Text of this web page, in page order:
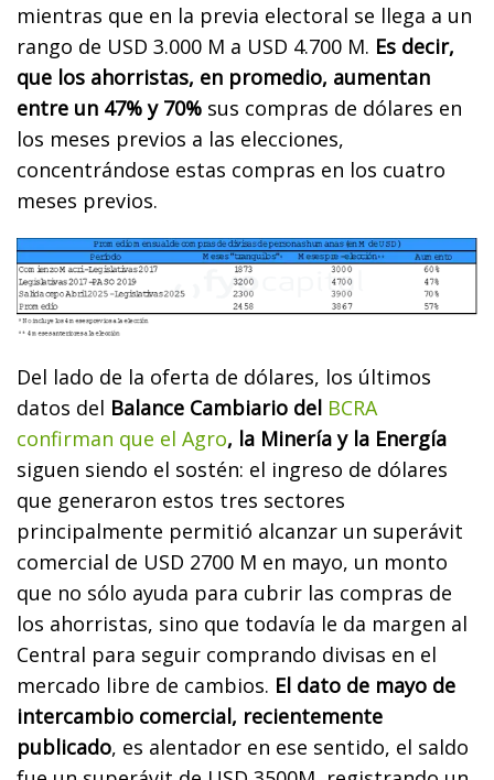
mientras que en la previa electoral se llega a un
rango de USD 3.000 M a USD 4.700 M. Es decir,
que los ahorristas, en promedio, aumentan
entre un 47% y 70% sus compras de dólares en
los meses previos a las elecciones,
concentrándose estas compras en los cuatro
meses previos.
Del lado de la oferta de dólares, los últimos
datos del Balance Cambiario del BCRA
confirman que el Agro, la Minería y la Energía
siguen siendo el sostén: el ingreso de dólares
que generaron estos tres sectores
principalmente permitió alcanzar un superávit
comercial de USD 2700 M en mayo, un monto
que no sólo ayuda para cubrir las compras de
los ahorristas, sino que todavía le da margen al
Central para seguir comprando divisas en el
mercado libre de cambios. El dato de mayo de
intercambio comercial, recientemente
publicado, es alentador en ese sentido, el saldo